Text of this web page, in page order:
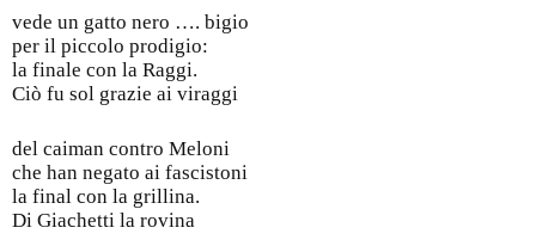
vede un gatto nero …. bigio
per il piccolo prodigio:
la finale con la Raggi.
Ciò fu sol grazie ai viraggi
del caiman contro Meloni
che han negato ai fascistoni
la final con la grillina.
Di Giachetti la rovina